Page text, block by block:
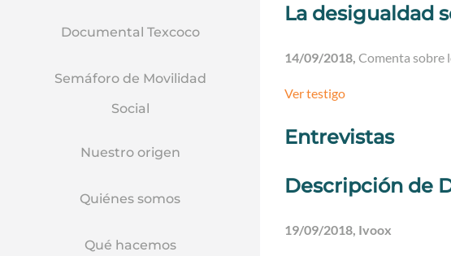
Documental Texcoco
Semáforo de Movilidad
Social
Nuestro origen
Quiénes somos
Qué hacemos
La desigualdad
14/09/2018, Comenta sobre
Ver testigo
Entrevistas
Descripción de
19/09/2018, Ivoox